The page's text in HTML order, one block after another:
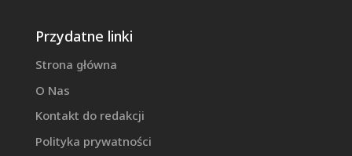
Przydatne linki
Strona główna
O Nas
Kontakt do redakcji
Polityka prywatności